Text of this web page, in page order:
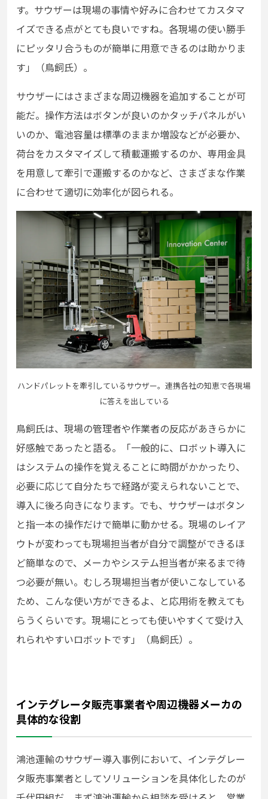
す。サウザーは現場の事情や好みに合わせてカスタマ
イズできる点がとても良いですね。各現場の使い勝手
にピッタリ合うものが簡単に用意できるのは助かりま
す」（鳥飼氏）。
サウザーにはさまざまな周辺機器を追加することが可
能だ。操作方法はボタンが良いのかタッチパネルがい
いのか、電池容量は標準のままか増設などが必要か、
荷台をカスタマイズして積載運搬するのか、専用金具
を用意して牽引で運搬するのかなど、さまざまな作業
に合わせて適切に効率化が図られる。
ハンドパレットを牽引しているサウザー。連携各社の知恵で各現場
に答えを出している
鳥飼氏は、現場の管理者や作業者の反応があきらかに
好感触であったと語る。「一般的に、ロボット導入に
はシステムの操作を覚えることに時間がかかったり、
必要に応じて自分たちで経路が変えられないことで、
導入に後ろ向きになります。でも、サウザーはボタン
と指一本の操作だけで簡単に動かせる。現場のレイア
ウトが変わっても現場担当者が自分で調整ができるほ
ど簡単なので、メーカやシステム担当者が来るまで待
つ必要が無い。むしろ現場担当者が使いこなしている
ため、こんな使い方ができるよ、と応用術を教えても
らうくらいです。現場にとっても使いやすくて受け入
れられやすいロボットです」（鳥飼氏）。
インテグレータ販売事業者や周辺機器メーカの
具体的な役割
鴻池運輸のサウザー導入事例において、インテグレー
タ販売事業者としてソリューションを具体化したのが